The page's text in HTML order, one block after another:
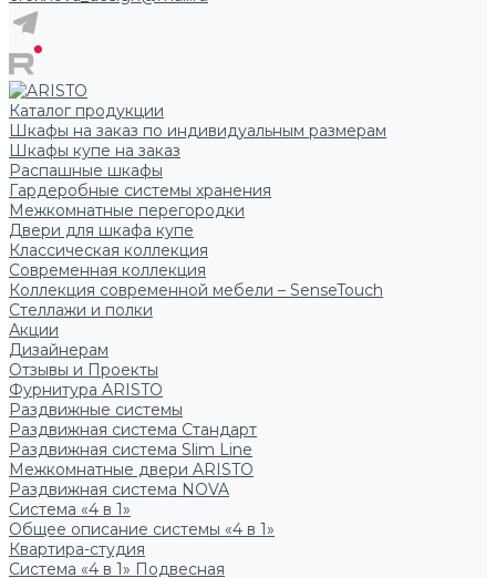
Каталог продукции
Шкафы на заказ по индивидуальным размерам
Шкафы купе на заказ
Распашные шкафы
Гардеробные системы хранения
Межкомнатные перегородки
Двери для шкафа купе
Классическая коллекция
Современная коллекция
Коллекция современной мебели – SenseTouch
Стеллажи и полки
Акции
Дизайнерам
Отзывы и Проекты
Фурнитура ARISTO
Раздвижные системы
Раздвижная система Стандарт
Раздвижная система Slim Line
Межкомнатные двери ARISTO
Раздвижная система NOVA
Система «4 в 1»
Общее описание системы «4 в 1»
Квартира-студия
Система «4 в 1» Подвесная